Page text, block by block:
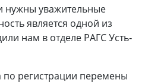
уважительные
является одной из
нам в отделе РАГС Усть-
по регистрации перемены